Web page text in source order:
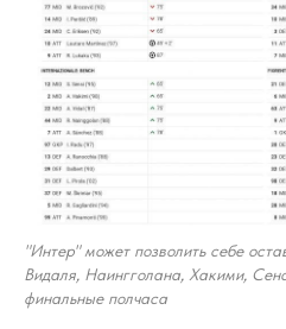
"Интер" может позволить себе
Видаля, Наингголана, Хакими,
финальные полчаса